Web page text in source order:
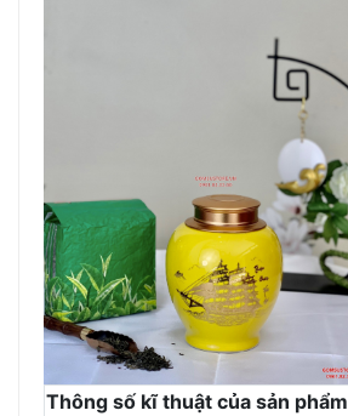
Thông số kĩ thuật của sản phẩm